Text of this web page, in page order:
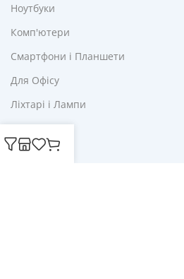
Ноутбуки
Комп'ютери
Смартфони і Планшети
Для Офісу
Ліхтарі і Лампи
Корисне